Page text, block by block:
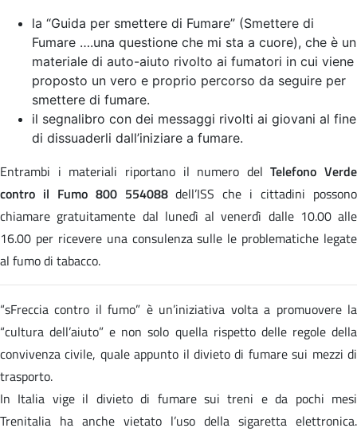
la “Guida per smettere di Fumare” (Smettere di
Fumare ….una questione che mi sta a cuore), che è un
materiale di auto-aiuto rivolto ai fumatori in cui viene
proposto un vero e proprio percorso da seguire per
smettere di fumare.
il segnalibro con dei messaggi rivolti ai giovani al fine
di dissuaderli dall’iniziare a fumare.
Entrambi i materiali riportano il numero delTelefono Verde
contro il Fumo 800 554088dell’ISS che i cittadini possono
chiamare gratuitamente dal lunedì al venerdì dalle 10.00 alle
16.00 per ricevere una consulenza sulle le problematiche legate
al fumo di tabacco.
“sFreccia contro il fumo” è un’iniziativa volta a promuovere la
“cultura dell’aiuto” e non solo quella rispetto delle regole della
convivenza civile, quale appunto il divieto di fumare sui mezzi di
trasporto.
In Italia vige il divieto di fumare sui treni e da pochi mesi
Trenitalia ha anche vietato l’uso della sigaretta elettronica.